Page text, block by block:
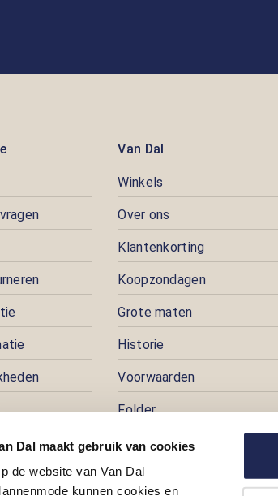
Dal maakt gebruik van cookies
de website van Van Dal
kunnen cookies en
Van Dal
Winkels
Over ons
Klantenkorting
Koopzondagen
Grote maten
Historie
Voorwaarden
Folder
Pers
Prijspuzzel